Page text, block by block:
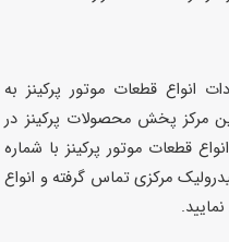
انواع قطعات موتور پرکینز به
مرکز پخش محصولات پرکینز در
قطعات موتور پرکینز با شماره
مرکزی تماس گرفته و انواع